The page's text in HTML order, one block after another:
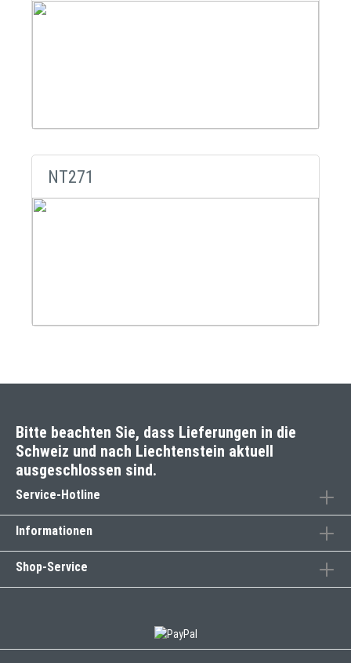
NT271
Bitte beachten Sie, dass Lieferungen in die
Schweiz und nach Liechtenstein aktuell
ausgeschlossen sind.
Service-Hotline
Informationen
Shop-Service